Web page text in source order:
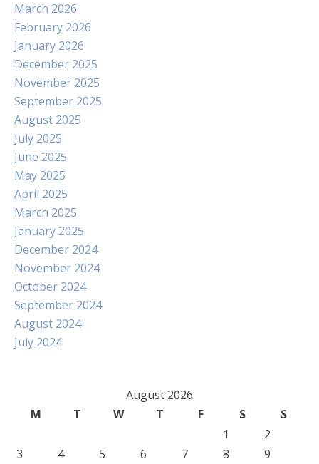
March 2026
February 2026
January 2026
December 2025
November 2025
September 2025
August 2025
July 2025
June 2025
May 2025
April 2025
March 2025
January 2025
December 2024
November 2024
October 2024
September 2024
August 2024
July 2024
August 2026
M
T W T F S
S
1
2
3
4 5 6 7 8
9